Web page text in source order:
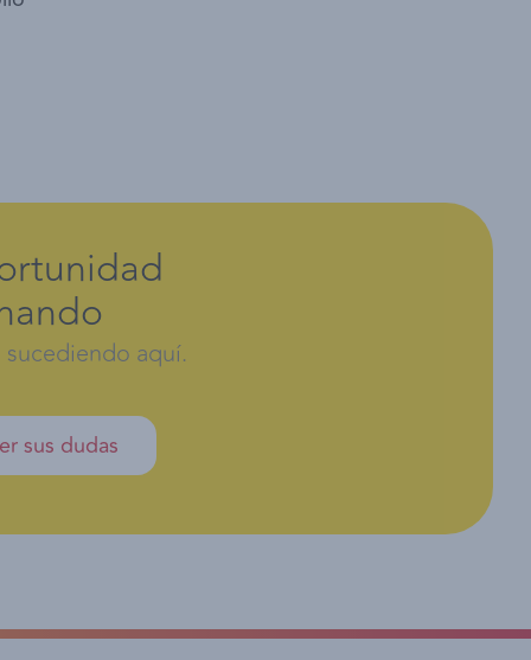
aquí.
sus dudas